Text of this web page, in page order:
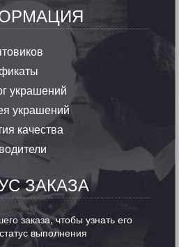
украшений
украшений
качества
ЗАКАЗА
заказа, чтобы узнать его
выполнения